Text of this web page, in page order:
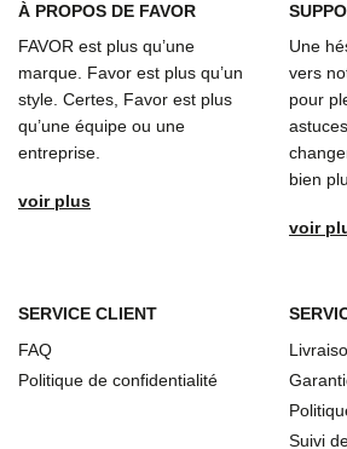
À PROPOS DE FAVOR
FAVOR est plus qu’une
marque. Favor est plus qu’un
style. Certes, Favor est plus
qu’une équipe ou une
entreprise.
voir plus
Une
vers
pour
bien
voir
SERVICE CLIENT
FAQ
Politique de confidentialité
Suivi